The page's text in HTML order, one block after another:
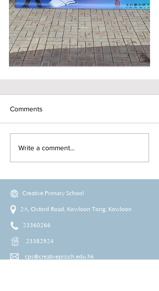
Comments
Write a comment...
Creative Primary School
2A, Oxford Road, Kowloon Tong, Kowloon
23360266
23382924
cps@creativeprisch.edu.hk